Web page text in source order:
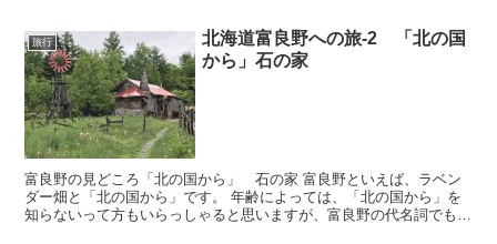
旅行
北海道富良野への旅-2 「北の国
から」石の家
富良野の見どころ「北の国から」 石の家 富良野といえば、ラベン
ダー畑と「北の国から」です。 年齢によっては、「北の国から」を
知らないって方もいらっしゃると思いますが、富良野の代名詞でもあ